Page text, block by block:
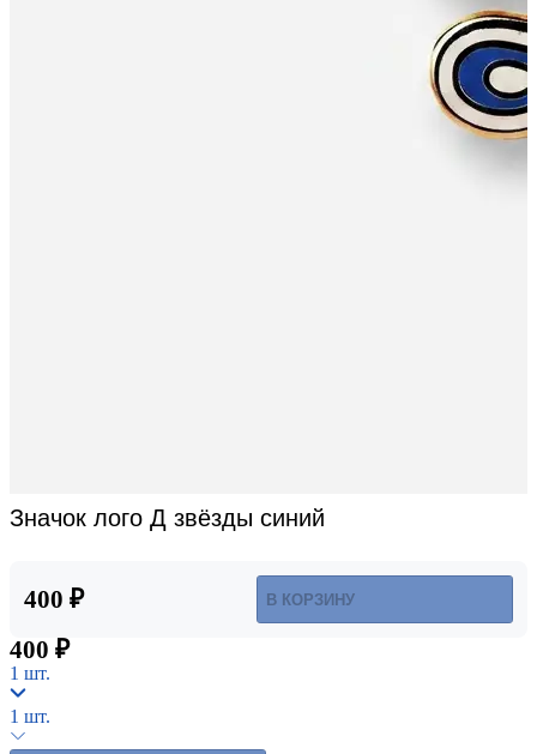
Значок лого Д звёзды синий
400 ₽ В КОРЗИНУ
400 ₽
1 шт.
1 шт.